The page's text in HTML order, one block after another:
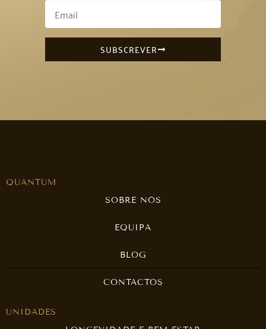
SUBSCREVER
QUANTUM
SOBRE NÓS
EQUIPA
BLOG
CONTACTOS
UNIDADES